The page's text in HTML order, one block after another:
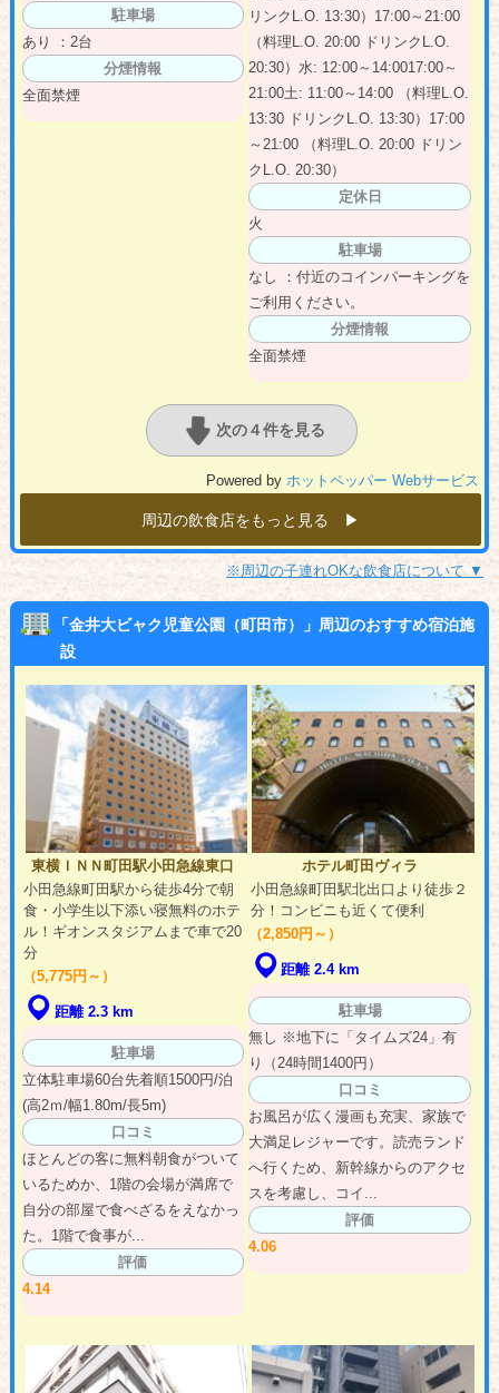
駐車場
あり ：2台
分煙情報
全面禁煙
リンクL.O. 13:30）17:00～21:00
（料理L.O. 20:00 ドリンクL.O.
20:30）水: 12:00～14:0017:00～
21:00土: 11:00～14:00 （料理L.O.
13:30 ドリンクL.O. 13:30）17:00
～21:00 （料理L.O. 20:00 ドリン
クL.O. 20:30）
定休日
火
駐車場
なし ：付近のコインパーキングを
ご利用ください。
分煙情報
全面禁煙
次の４件を見る
Powered byホットペッパー Webサービス
周辺の飲食店をもっと見る ▶︎
※周辺の子連れOKな飲食店について ▼
「金井大ビャク児童公園（町田市）」周辺のおすすめ宿泊施
設
東横ＩＮＮ町田駅小田急線東口
小田急線町田駅から徒歩4分で朝
食・小学生以下添い寝無料のホテ
ル！ギオンスタジアムまで車で20
分
（5,775円～）
距離 2.3 km
駐車場
立体駐車場60台先着順1500円/泊
(高2ｍ/幅1.80m/長5m)
口コミ
ほとんどの客に無料朝食がついて
いるためか、1階の会場が満席で
自分の部屋で食べざるをえなかっ
た。1階で食事が...
評価
4.14
ホテル町田ヴィラ
小田急線町田駅北出口より徒歩２
分！コンビニも近くて便利
（2,850円～）
距離 2.4 km
駐車場
無し ※地下に「タイムズ24」有
り（24時間1400円）
口コミ
お風呂が広く漫画も充実、家族で
大満足レジャーです。読売ランド
へ行くため、新幹線からのアクセ
スを考慮し、コイ...
評価
4.06